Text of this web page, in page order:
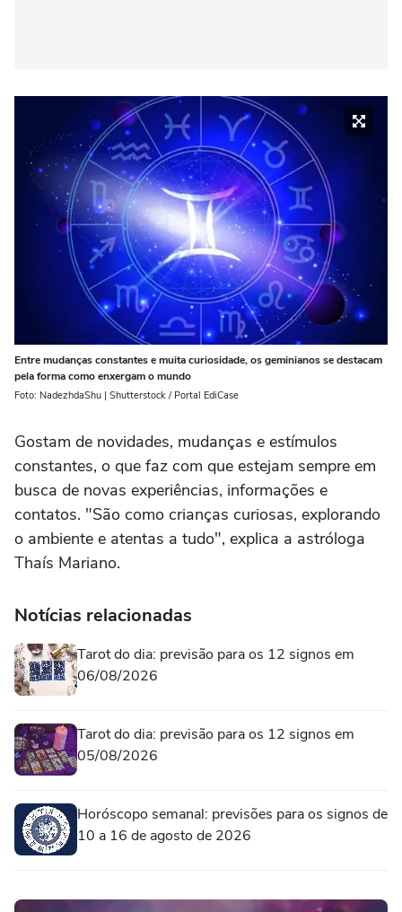
Entre mudanças constantes e muita curiosidade, os geminianos se destacam
pela forma como enxergam o mundo
Foto: NadezhdaShu | Shutterstock / Portal EdiCase
Gostam de novidades, mudanças e estímulos
constantes, o que faz com que estejam sempre em
busca de novas experiências, informações e
contatos. "São como crianças curiosas, explorando
o ambiente e atentas a tudo", explica a astróloga
Thaís Mariano.
Notícias relacionadas
Tarot do dia: previsão para os 12 signos em
06/08/2026
Tarot do dia: previsão para os 12 signos em
05/08/2026
Horóscopo semanal: previsões para os signos de
10 a 16 de agosto de 2026